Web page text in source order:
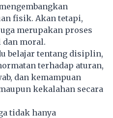
fisik. Akan tetapi,
merupakan proses
moral.
belajar tentang disiplin,
terhadap aturan,
dan kemampuan
kekalahan secara
tidak hanya